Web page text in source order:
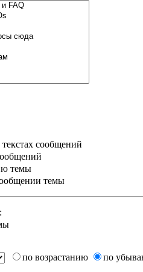
сообщений
темы
темы
по возрастанию
по